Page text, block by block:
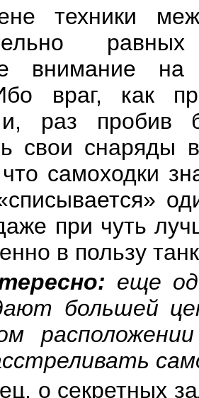
техники
равных
внимание
враг, как
и, раз пробив
свои снаряды
что самоходки
при чуть
в пользу
еще
большей
о секретных